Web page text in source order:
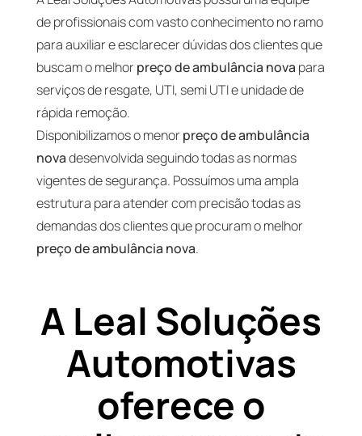
de profissionais com vasto conhecimento no ramo
para auxiliar e esclarecer dúvidas dos clientes que
buscam o melhor preço de ambulância nova para
serviços de resgate, UTI, semi UTI e unidade de
rápida remoção.
Disponibilizamos o menor preço de ambulância
novadesenvolvida seguindo todas as normas
vigentes de segurança. Possuímos uma ampla
estrutura para atender com precisão todas as
demandas dos clientes que procuram o melhor
preço de ambulância nova.
A Leal Soluções
Automotivas
oferece o